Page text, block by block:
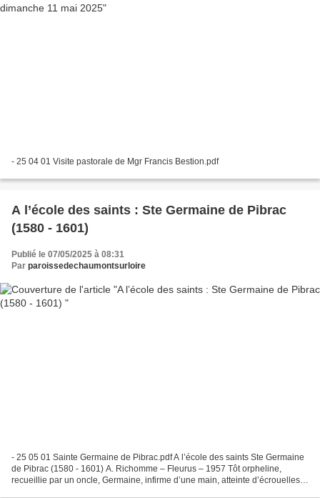
- 25 04 01 Visite pastorale de Mgr Francis Bestion.pdf
A l’école des saints : Ste Germaine de Pibrac
(1580 - 1601)
Publié le 07/05/2025 à 08:31
Par paroissedechaumontsurloire
- 25 05 01 Sainte Germaine de Pibrac.pdf A l’école des saints Ste Germaine
de Pibrac (1580 - 1601) A. Richomme – Fleurus – 1957 Tôt orpheline,
recueillie par un oncle, Germaine, infirme d’une main, atteinte d’écrouelles